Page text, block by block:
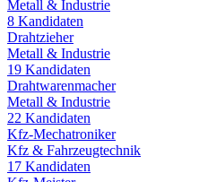
Metall & Industrie
8 Kandidaten
Drahtzieher
Metall & Industrie
19 Kandidaten
Drahtwarenmacher
Metall & Industrie
22 Kandidaten
Kfz-Mechatroniker
Kfz & Fahrzeugtechnik
17 Kandidaten